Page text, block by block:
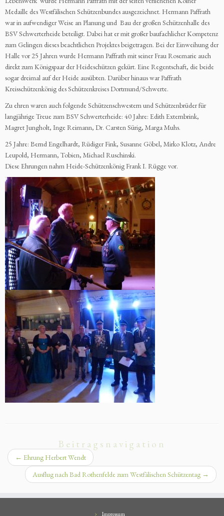
Medaille des Westfälischen Schützenbundes ausgezeichnet. Hermann Paffrath
war in aufwendiger Weise an Planung und Bau der großen Schützenhalle des
BSV Schwerterheide beteiligt. Dabei hat er mit großer baufachlicher Kompetenz
zum Gelingen dieses beachtlichen Projektes beigetragen. Bei der Einweihung der
Halle vor 25 Jahren wurde Hermann Paffrath mit seiner Frau Rosemarie auch
direkt zum Königspaar der Heideschützen gekürt. Eine Regentschaft, die beide
sogar dreimal auf der Heide ausübten. Darüber hinaus war Paffrath
Kreisschützenkönig des Schützenkreises Dortmund/Schwerte.
Zu ehren waren auch folgende Schützenschwestern und Schützenbrüder für
langjährige Treue zum BSV Schwerterheide: 40 Jahre: Edith Externbrink,
Magret Jungholt, Inge Reimann, Dr. Carsten Sürig, Marga Muhs.
25 Jahre: Bernd Engelhardt, Rüdiger Fink, Susanne Göbel, Mirko Klotz, Andre
Leupold, Hermann, Tobien, Michael Ruschinski.
Diese Ehrungen nahm Heide-Schützenkönig Frank I. Rügge vor.
Beitragsnavigation
← Ehrung Herbert Wendt
Ausflug nach Bad Rothenfelde zum Westfälischen Schützentag →
Impressum